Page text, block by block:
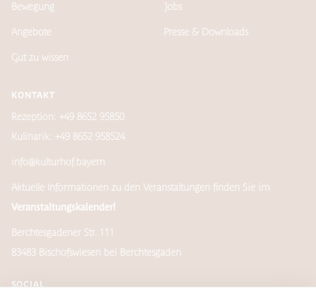
Bewegung
Angebote
Gut zu wissen
Jobs
Presse & Downloads
KONTAKT
Rezeption: +49 8652 95850
Kulinarik: +49 8652 958524
info@kulturhof.bayern
Aktuelle Informationen zu den Veranstaltungen finden Sie im
Veranstaltungskalender!
Berchtesgadener Str. 111
83483 Bischofswiesen bei Berchtesgaden
SOCIAL